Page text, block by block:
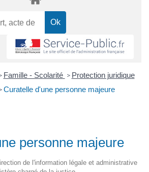
Famille - Scolarité > Protection juridique
Curatelle d'une personne majeure
personne majeure
de l'information légale et administrative